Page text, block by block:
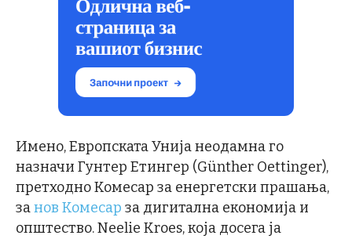
Имено, Европската Унија неодамна го
назначи Гунтер Етингер (Günther Oettinger),
претходно Комесар за енергетски прашања,
занов Комесар за дигитална економија и
општество. Neelie Kroes, која досега ја